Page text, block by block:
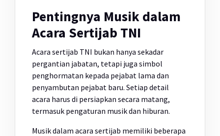
Pentingnya Musik dalam
Acara Sertijab TNI
Acara sertijab TNI bukan hanya sekadar
pergantian jabatan, tetapi juga simbol
penghormatan kepada pejabat lama dan
penyambutan pejabat baru. Setiap detail
acara harus di persiapkan secara matang,
termasuk pengaturan musik dan hiburan.
Musik dalam acara sertijab memiliki beberapa